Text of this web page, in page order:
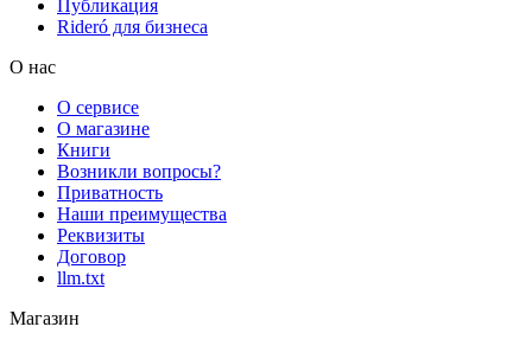
Публикация
Rideró для бизнеса
О нас
О сервисе
О магазине
Книги
Возникли вопросы?
Приватность
Наши преимущества
Реквизиты
Договор
llm.txt
Магазин